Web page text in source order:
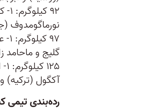
نورماگومدوف
گلیج و ماحامد
آکگول (ترکیه)
رده‌بندی تیمی